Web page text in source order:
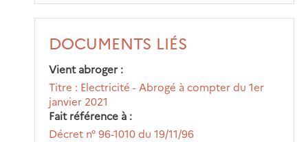
DOCUMENTS LIÉS
Vient abroger
Titre : Electricité - Abrogé à compter du 1er
janvier 2021
Fait référence à
Décret n° 96-1010 du 19/11/96